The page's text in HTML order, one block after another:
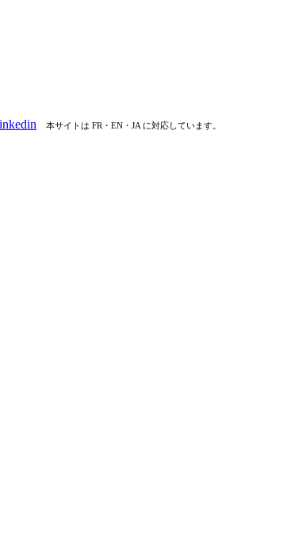
本サイトは FR・EN・JA に対応しています。